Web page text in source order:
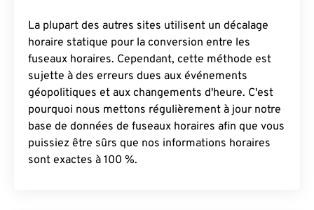
La plupart des autres sites utilisent un décalage
horaire statique pour la conversion entre les
fuseaux horaires. Cependant, cette méthode est
sujette à des erreurs dues aux événements
géopolitiques et aux changements d'heure. C'est
pourquoi nous mettons régulièrement à jour notre
base de données de fuseaux horaires afin que vous
puissiez être sûrs que nos informations horaires
sont exactes à 100 %.